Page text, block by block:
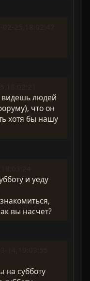
видешь людей
что он
хотя бы нашу
и уеду
вы насчет?
на субботу